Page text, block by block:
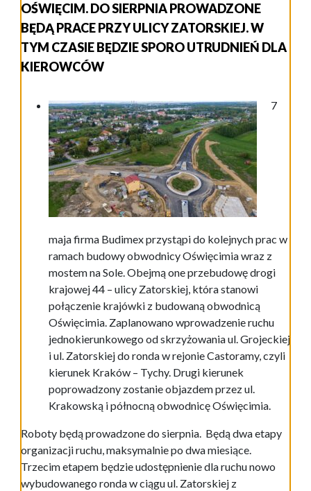
OŚWIĘCIM. DO SIERPNIA PROWADZONE
BĘDĄ PRACE PRZY ULICY ZATORSKIEJ. W
TYM CZASIE BĘDZIE SPORO UTRUDNIEŃ DLA
KIEROWCÓW
7
maja firma Budimex przystąpi do kolejnych prac w
ramach budowy obwodnicy Oświęcimia wraz z
mostem na Sole. Obejmą one przebudowę drogi
krajowej 44 – ulicy Zatorskiej, która stanowi
połączenie krajówki z budowaną obwodnicą
Oświęcimia. Zaplanowano wprowadzenie ruchu
jednokierunkowego od skrzyżowania ul. Grojeckiej
i ul. Zatorskiej do ronda w rejonie Castoramy, czyli
kierunek Kraków – Tychy. Drugi kierunek
poprowadzony zostanie objazdem przez ul.
Krakowską i północną obwodnicę Oświęcimia.
Roboty będą prowadzone do sierpnia. Będą dwa etapy
organizacji ruchu, maksymalnie po dwa miesiące.
Trzecim etapem będzie udostępnienie dla ruchu nowo
wybudowanego ronda w ciągu ul. Zatorskiej z